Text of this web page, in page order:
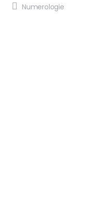
Numerologie